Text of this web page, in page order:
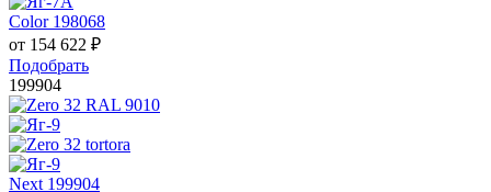
Color 198068
от 154 622 ₽
Подобрать
199904
Next 199904